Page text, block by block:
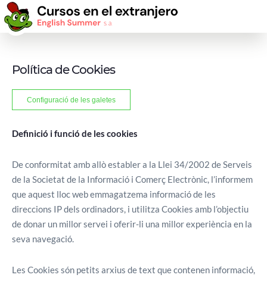
Política de Cookies
Configuració de les galetes
Definició i funció de les cookies
De conformitat amb allò establer a la Llei 34/2002 de Serveis
de la Societat de la Informació i Comerç Electrònic, l’informem
que aquest lloc web emmagatzema informació de les
direccions IP dels ordinadors, i utilitza Cookies amb l’objectiu
de donar un millor servei i oferir-li una millor experiència en la
seva navegació.
Les Cookies són petits arxius de text que contenen informació,